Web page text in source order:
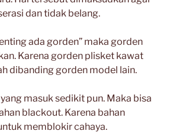
dan tidak belang.
ada gorden” maka gorden
Karena gorden plisket kawat
dibanding gorden model lain.
masuk sedikit pun. Maka bisa
blackout. Karena bahan
memblokir cahaya.